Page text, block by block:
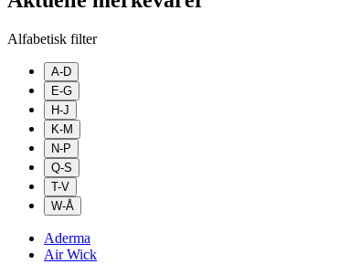
Alfabetisk filter
A-D
E-G
H-J
K-M
N-P
Q-S
T-V
W-Å
Aderma
Air Wick